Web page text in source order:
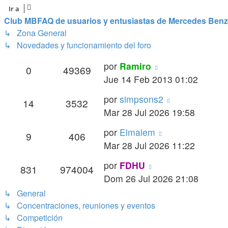
0Respuestas
49369VistasÚltimo
mensaje
por Ramiro
Jue 14 Feb 2013 01:02
14 Respuestas
3532 VistasÚltimo
mensaje
por simpsons2
Mar 28 Jul 2026 19:58
9Respuestas
406VistasÚltimo
mensaje
por Elmalem
Mar 28 Jul 2026 11:22
831 Respuestas
974004 Vistas
Último
mensaje
por FDHU
Dom 26 Jul 2026 21:08
Ir a
Club MBFAQ de usuarios y entusiastas de Mercedes Benz
↳ Zona General
↳ Novedades y funcionamiento del foro
↳ General
↳ Concentraciones, reuniones y eventos
↳ Competición